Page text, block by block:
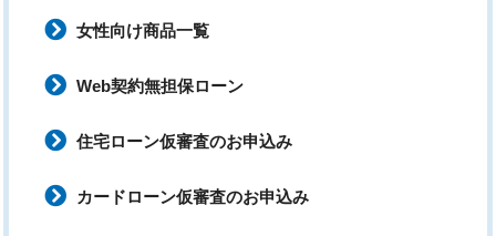
女性向け商品一覧
Web契約無担保ローン
住宅ローン仮審査のお申込み
カードローン仮審査のお申込み